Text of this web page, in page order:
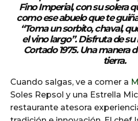
Fino Imperial, con su solera
como ese abuelo que te
“Toma un sorbito, chaval,
el vino largo”. Disfruta de
Cortado 1975. Una manera
tierra.
Cuando salgas, ve a comer a
Soles Repsol y una Estrella
restaurante atesora